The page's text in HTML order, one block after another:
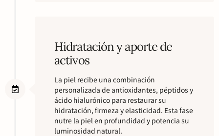
Hidratación y aporte de
activos
La piel recibe una combinación
personalizada de antioxidantes, péptidos y
ácido hialurónico para restaurar su
hidratación, firmeza y elasticidad. Esta fase
nutre la piel en profundidad y potencia su
luminosidad natural.